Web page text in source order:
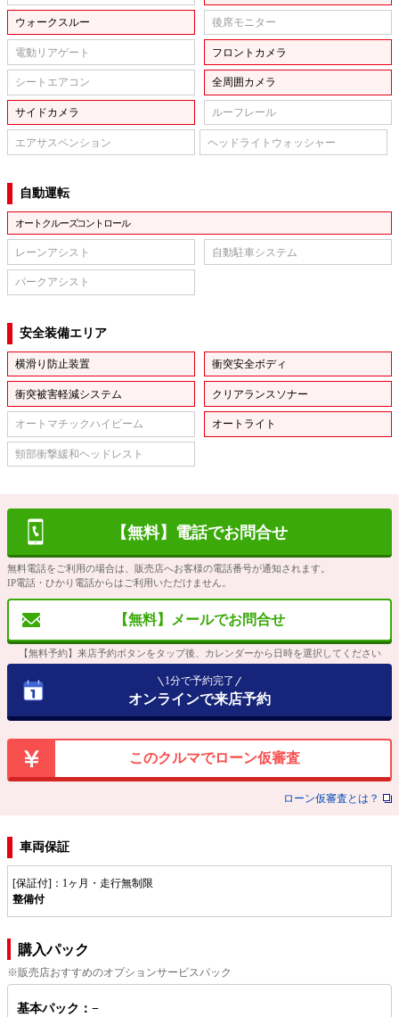
ウォークスルー 後席モニター
電動リアゲート フロントカメラ
シートエアコン 全周囲カメラ
サイドカメラ ルーフレール
エアサスペンション ヘッドライトウォッシャー
自動運転
オートクルーズコントロール
レーンアシスト 自動駐車システム
パークアシスト
安全装備エリア
横滑り防止装置 衝突安全ボディ
衝突被害軽減システム クリアランスソナー
オートマチックハイビーム オートライト
頸部衝撃緩和ヘッドレスト
【無料】電話でお問合せ
無料電話をご利用の場合は、販売店へお客様の電話番号が通知されます。
IP電話・ひかり電話からはご利用いただけません。
【無料】メールでお問合せ
【無料予約】来店予約ボタンをタップ後、カレンダーから日時を選択してください
1分で予約完了
オンラインで来店予約
このクルマでローン仮審査
ローン仮審査とは？
車両保証
[保証付]：1ヶ月・走行無制限
整備付
購入パック
※販売店おすすめのオプションサービスパック
基本パック：−